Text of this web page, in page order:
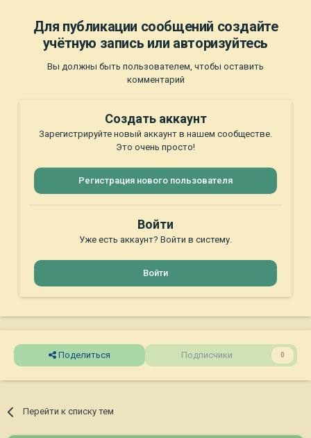
Для публикации сообщений создайте
учётную запись или авторизуйтесь
Вы должны быть пользователем, чтобы оставить
комментарий
Создать аккаунт
Зарегистрируйте новый аккаунт в нашем сообществе.
Это очень просто!
Регистрация нового пользователя
Войти
Уже есть аккаунт? Войти в систему.
Войти
Поделиться Подписчики 0
Перейти к списку тем